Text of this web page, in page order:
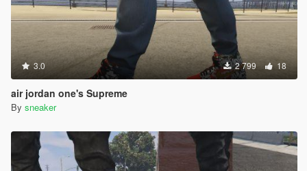
3.0 2 799 18
air jordan one's Supreme
By sneaker